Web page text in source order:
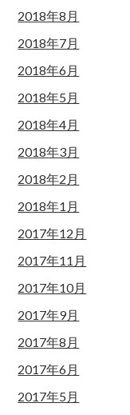
2018年8月
2018年7月
2018年6月
2018年5月
2018年4月
2018年3月
2018年2月
2018年1月
2017年12月
2017年11月
2017年10月
2017年9月
2017年8月
2017年6月
2017年5月